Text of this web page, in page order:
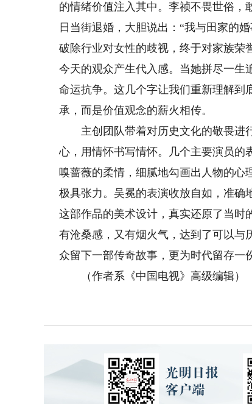
的情绪价值注入其中。李祯不畏世俗，
日当街退婚，大胆说出：“我与田家的
破除行业对女性的歧视，终于对家族荣
今天的观众产生代入感。当她拼尽一生
命运抗争。这几个字让我们重新理解到
承，而是价值观念的薪火相传。
主创团队带着对历史文化的敬畏进
心，用情怀书写情怀。几个主要演员的
嗅蔷薇的柔情，细腻地勾画出人物的心
极具张力。吴冕的表演收放自如，准确
这部作品的美术设计，真实还原了当时
有沧桑感，又有烟火气，达到了可以与
众留下一部传奇故事，更为时代留存一
（作者系《中国电视》高级编辑）